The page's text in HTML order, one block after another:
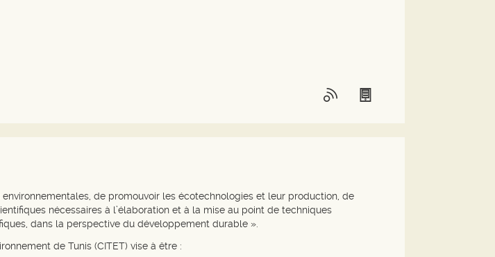
de promouvoir les écotechnologies et leur production, de
nécessaires à l’élaboration et à la mise au point de techniques
dans la perspective du développement durable ».
de Tunis (CITET) vise à être :